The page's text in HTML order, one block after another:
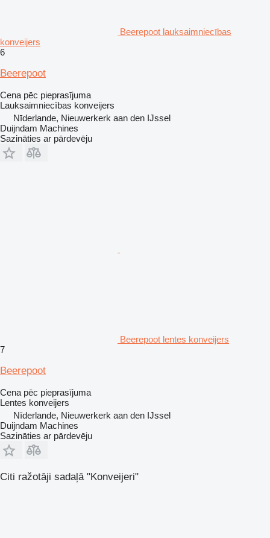
Beerepoot lauksaimniecības
konveijers
6
Beerepoot
Cena pēc pieprasījuma
Lauksaimniecības konveijers
Nīderlande, Nieuwerkerk aan den IJssel
Duijndam Machines
Sazināties ar pārdevēju
Beerepoot lentes konveijers
7
Beerepoot
Cena pēc pieprasījuma
Lentes konveijers
Nīderlande, Nieuwerkerk aan den IJssel
Duijndam Machines
Sazināties ar pārdevēju
Citi ražotāji sadaļā "Konveijeri"